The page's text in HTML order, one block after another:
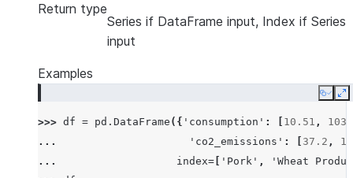
Return type
Series if DataFrame input, Index if Series
input
Examples
Copy
>>> df = pd . DataFrame ({ 'consumption' : 10.51 ,
...
'co2_emissions' : 37.2 ,
...
index= 'Pork' ,
'Wheat